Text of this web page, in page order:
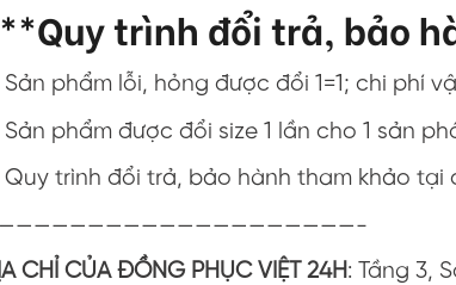
trình đổi trả, bảo
Sản phẩm lỗi, hỏng được đổi 1=1; chi phí
Sản phẩm được đổi size 1 lần cho 1 sản
Quy trình đổi trả, bảo hành tham khảo tại
CHỈ CỦA ĐỒNG PHỤC VIỆT 24H: Tầng 3,